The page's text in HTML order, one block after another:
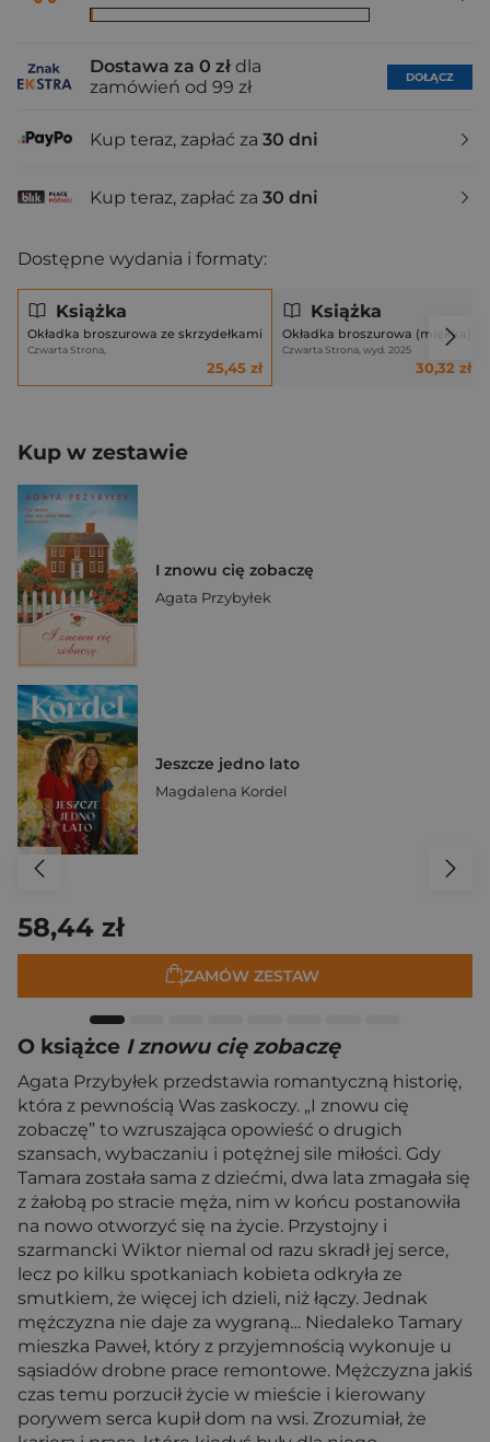
Dostawa za 0 zł dla
zamówień od 99 zł
DOŁĄCZ
Kup teraz, zapłać za 30 dni
Kup teraz, zapłać za 30 dni
Dostępne wydania i formaty:
Książka
Okładka broszurowa ze skrzydełkami
Czwarta Strona,
25,45 zł
Książka
Okładka broszurowa (miękka)
Czwarta Strona, wyd. 2025
30,32 zł
Kup w zestawie
I znowu cię zobaczę
Agata Przybyłek
Jeszcze jedno lato
Magdalena Kordel
58,44 zł
ZAMÓW ZESTAW
O książce I znowu cię zobaczę
Agata Przybyłek przedstawia romantyczną historię,
która z pewnością Was zaskoczy. „I znowu cię
zobaczę” to wzruszająca opowieść o drugich
szansach, wybaczaniu i potężnej sile miłości. Gdy
Tamara została sama z dziećmi, dwa lata zmagała się
z żałobą po stracie męża, nim w końcu postanowiła
na nowo otworzyć się na życie. Przystojny i
szarmancki Wiktor niemal od razu skradł jej serce,
lecz po kilku spotkaniach kobieta odkryła ze
smutkiem, że więcej ich dzieli, niż łączy. Jednak
mężczyzna nie daje za wygraną… Niedaleko Tamary
mieszka Paweł, który z przyjemnością wykonuje u
sąsiadów drobne prace remontowe. Mężczyzna jakiś
czas temu porzucił życie w mieście i kierowany
porywem serca kupił dom na wsi. Zrozumiał, że